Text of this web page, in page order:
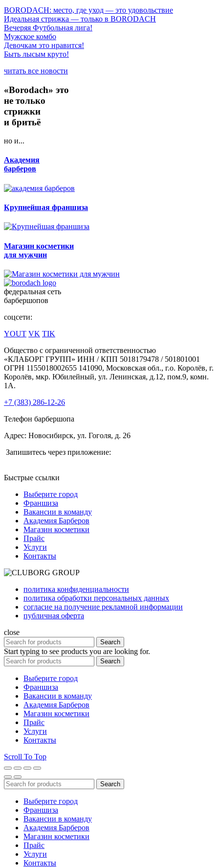
BORODACH: место, где уход — это удовольствие
Идеальная стрижка — только в BORODACH
Вечеряя Футбольная лига!
Мужское комбо
Девочкам это нравится!
Быть лысым круто!
читать все новости
«Borodach» это
не только
стрижки
и бритьё
но и...
Академия
барберов
Крупнейшая франшиза
Магазин косметики
для мужчин
федеральная сеть
барбершопов
соцсети:
YOUT VK TIK
Общество с ограниченной ответственностью
«КЛАБОРГ ГРУПП» ИНН / КПП 5018179478 / 501801001
ОГРН 1155018002655 141090, Московская обл., г.о. Королёв, г.
Королёв, мкр. Юбилейный, ул. Ленинская, д.12, пом.9, комн.
1А.
+7 (383) 286-12-26
Телефон барбершопа
Адрес: Новосибирск, ул. Гоголя, д. 26
Запишитесь через приложение:
Быстрые ссылки
Выберите город
Франшиза
Вакансии в команду
Академия Барберов
Магазин косметики
Прайс
Услуги
Контакты
политика конфиденциальности
политика обработки персональных данных
согласие на получение рекламной информации
публичная оферта
close
Search
Start typing to see products you are looking for.
Search
Выберите город
Франшиза
Вакансии в команду
Академия Барберов
Магазин косметики
Прайс
Услуги
Контакты
Scroll To Top
Search
Выберите город
Франшиза
Вакансии в команду
Академия Барберов
Магазин косметики
Прайс
Услуги
Контакты